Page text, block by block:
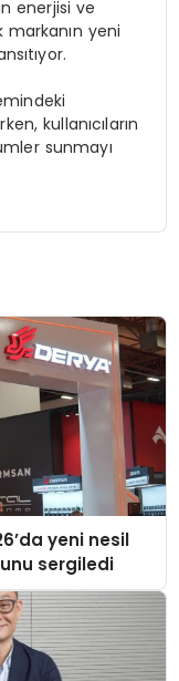
enerjisi ve
yeni
kullanıcıların
sunmayı
yeni nesil
sergiledi